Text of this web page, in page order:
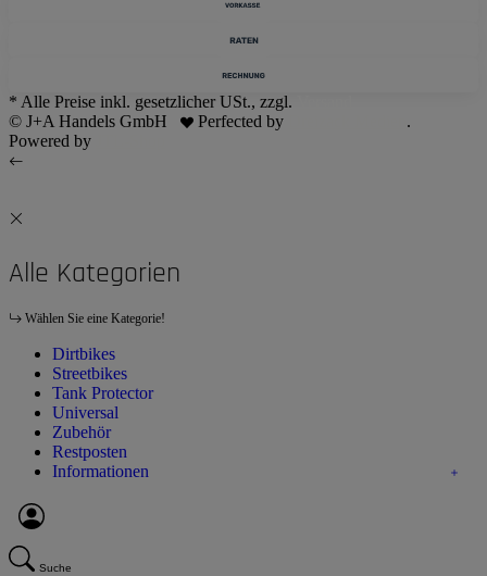
* Alle Preise inkl. gesetzlicher USt., zzgl.
© J+A Handels GmbH
Perfected by
.
Powered by
Alle Kategorien
Wählen Sie eine Kategorie!
Dirtbikes
Streetbikes
Tank Protector
Universal
Zubehör
Restposten
Informationen
Suche